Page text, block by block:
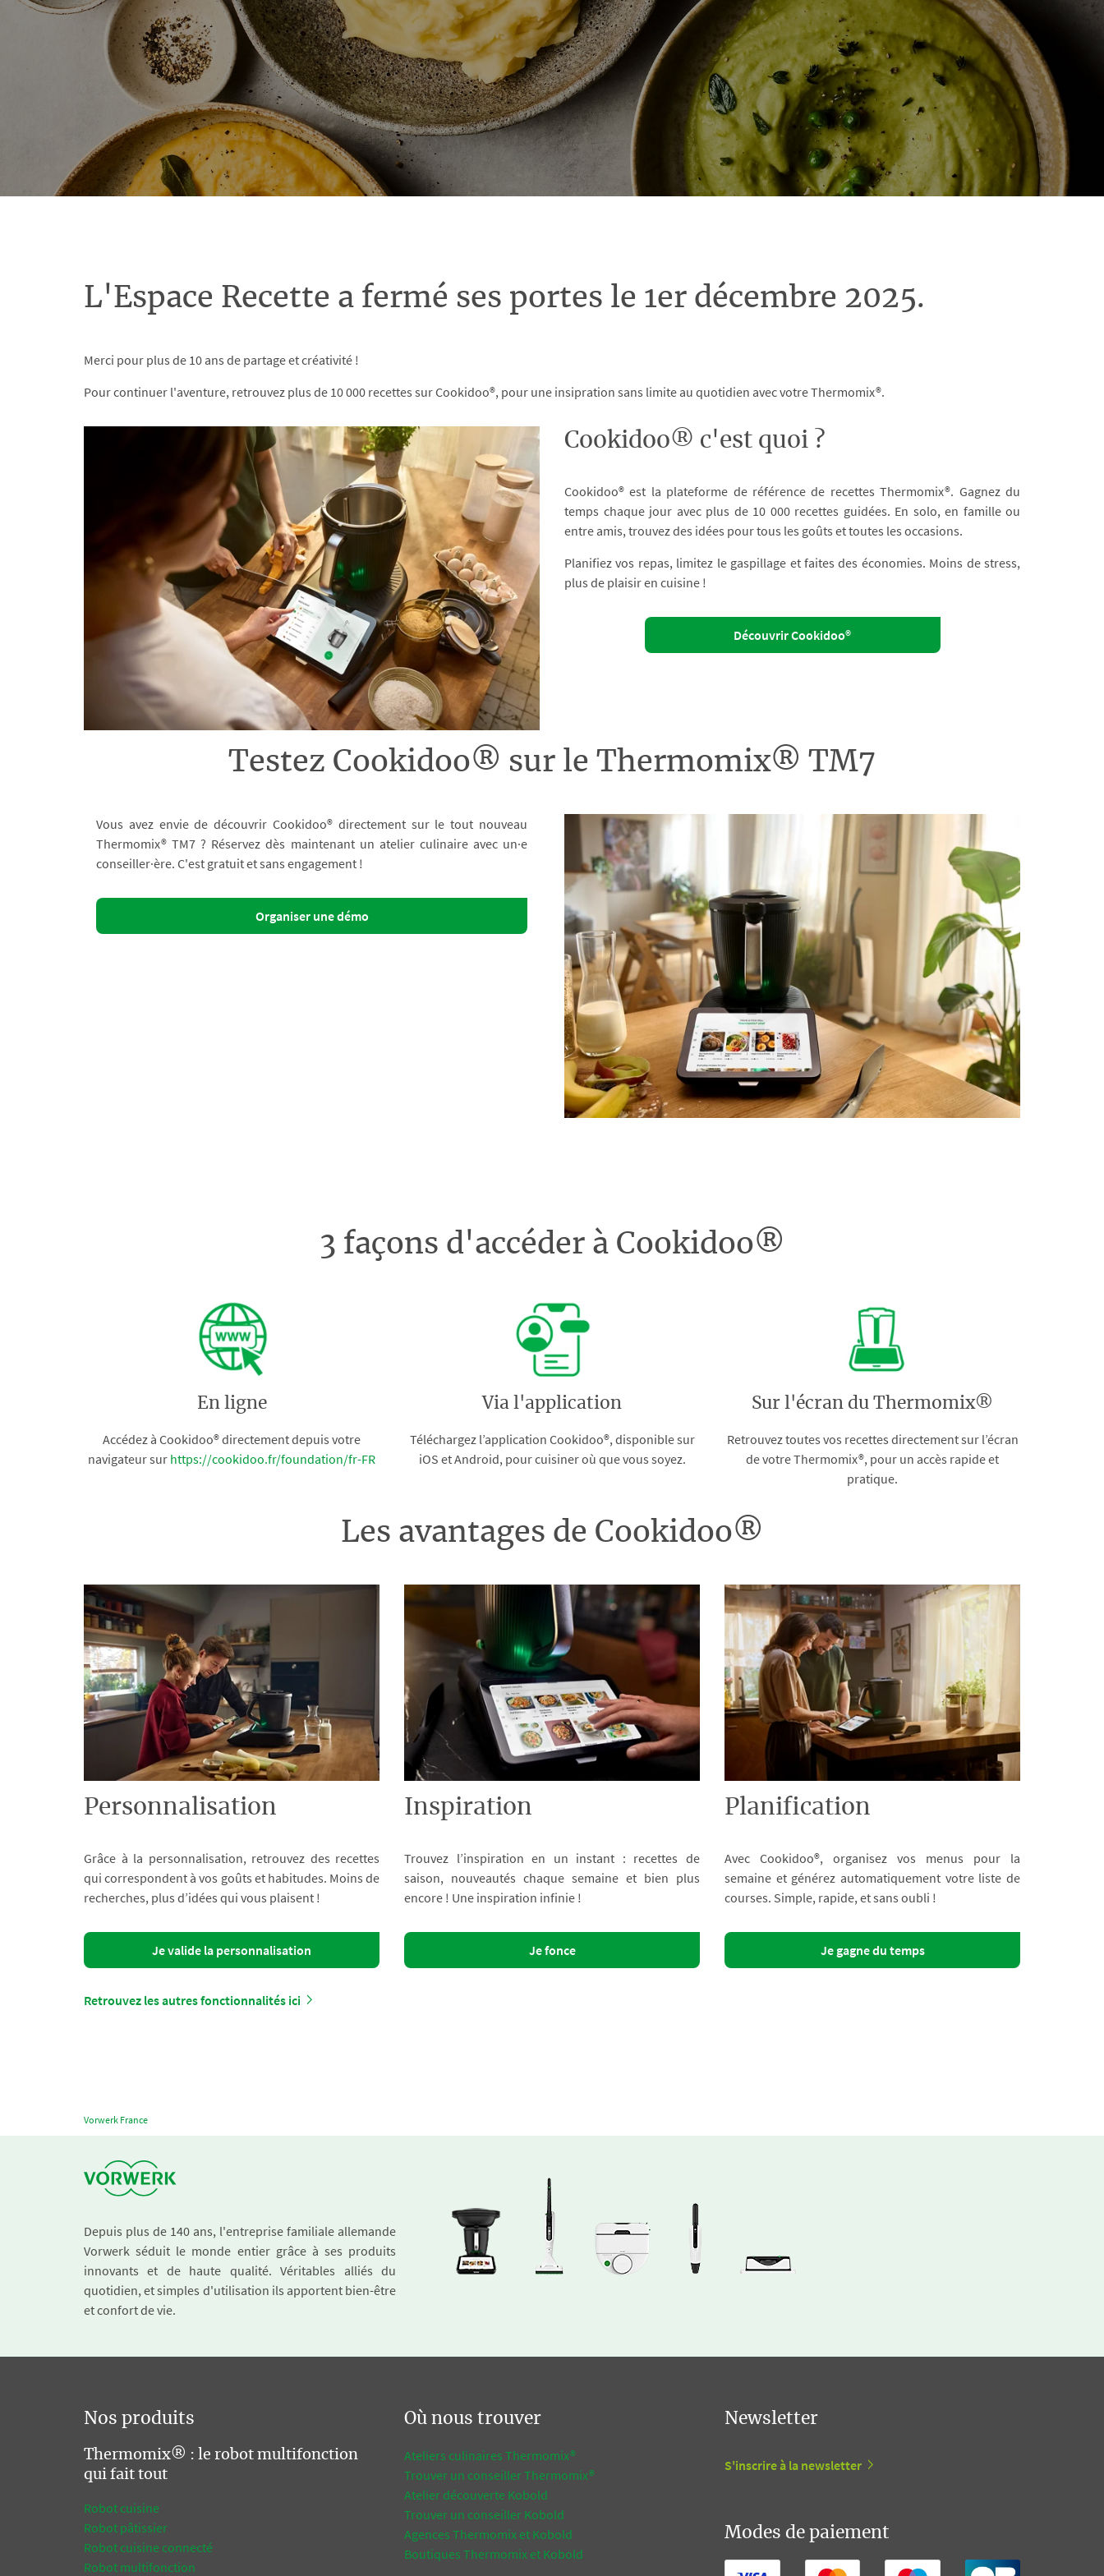
L'Espace Recette a fermé ses portes le 1er décembre 2025.
Merci pour plus de 10 ans de partage et créativité !
Pour continuer l'aventure, retrouvez plus de 10 000 recettes sur Cookidoo®, pour une insipration sans limite au quotidien avec votre Thermomix®.
Cookidoo® c'est quoi ?
Cookidoo® est la plateforme de référence de recettes Thermomix®. Gagnez du
temps chaque jour avec plus de 10 000 recettes guidées. En solo, en famille ou
entre amis, trouvez des idées pour tous les goûts et toutes les occasions.
Planifiez vos repas, limitez le gaspillage et faites des économies. Moins de stress,
plus de plaisir en cuisine !
Découvrir Cookidoo®
Testez Cookidoo® sur le Thermomix® TM7
Vous avez envie de découvrir Cookidoo® directement sur le tout nouveau
Thermomix® TM7 ? Réservez dès maintenant un atelier culinaire avec un·e
conseiller·ère. C'est gratuit et sans engagement !
Organiser une démo
3 façons d'accéder à Cookidoo®
En ligne
Accédez à Cookidoo® directement depuis votre
navigateur sur https://cookidoo.fr/foundation/fr-FR
Via l'application
Téléchargez l’application Cookidoo®, disponible sur
iOS et Android, pour cuisiner où que vous soyez.
Sur l'écran du Thermomix®
Retrouvez toutes vos recettes directement sur l’écran
de votre Thermomix®, pour un accès rapide et
pratique.
Les avantages de Cookidoo®
Personnalisation
Grâce à la personnalisation, retrouvez des recettes
qui correspondent à vos goûts et habitudes. Moins de
recherches, plus d’idées qui vous plaisent !
Je valide la personnalisation
Inspiration
Trouvez l’inspiration en un instant : recettes de
saison, nouveautés chaque semaine et bien plus
encore ! Une inspiration infinie !
Je fonce
Planification
Avec Cookidoo®, organisez vos menus pour la
semaine et générez automatiquement votre liste de
courses. Simple, rapide, et sans oubli !
Je gagne du temps
Retrouvez les autres fonctionnalités ici
Vorwerk France
Depuis plus de 140 ans, l'entreprise familiale allemande
Vorwerk séduit le monde entier grâce à ses produits
innovants et de haute qualité. Véritables alliés du
quotidien, et simples d'utilisation ils apportent bien-être
et confort de vie.
Nos produits
Thermomix® : le robot multifonction
qui fait tout
Robot cuisine
Robot pâtissier
Robot cuisine connecté
Robot multifonction
Où nous trouver
Ateliers culinaires Thermomix®
Trouver un conseiller Thermomix®
Atelier découverte Kobold
Trouver un conseiller Kobold
Agences Thermomix et Kobold
Boutiques Thermomix et Kobold
Newsletter
S'inscrire à la newsletter
Modes de paiement